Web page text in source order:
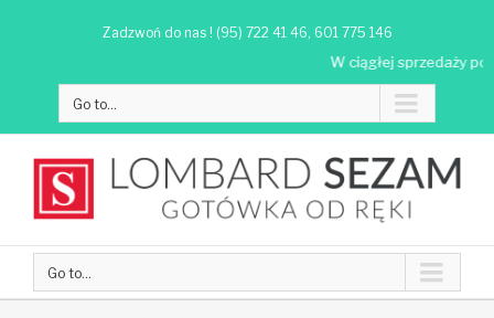
Zadzwoń do nas ! (95) 722 41 46, 601 775 146
W ciągłej sprzedaży
Go to...
Go to...